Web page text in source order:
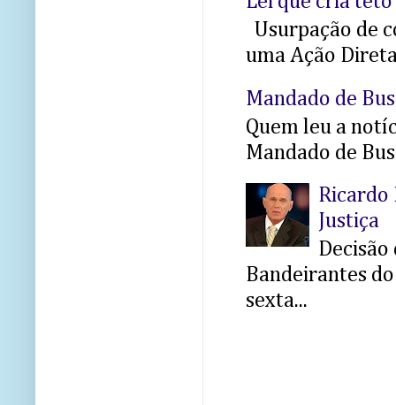
Usurpação de
uma Ação
Mandado de
Quem leu a
Mandado de
Ricardo
Justiça
Decisão
Bandeirantes
sexta...